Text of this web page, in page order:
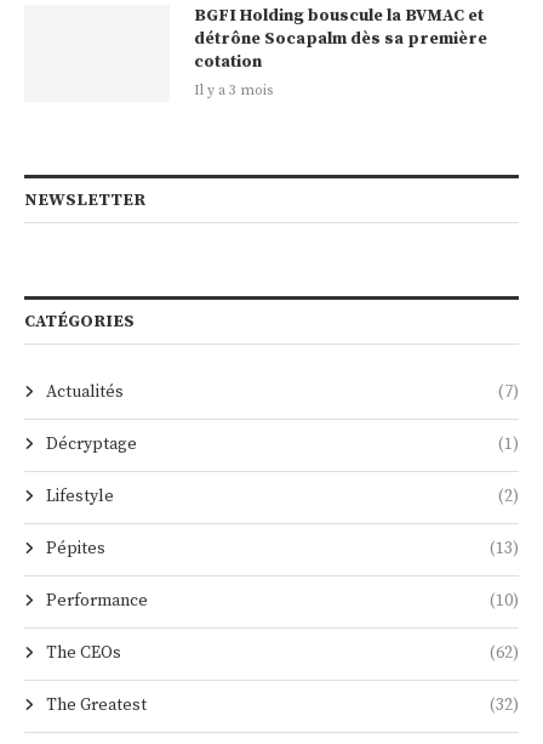
BGFI Holding bouscule la BVMAC et
détrône Socapalm dès sa première
cotation
Il y a 3 mois
NEWSLETTER
CATÉGORIES
Actualités (7)
Décryptage (1)
Lifestyle (2)
Pépites (13)
Performance (10)
The CEOs (62)
The Greatest (32)